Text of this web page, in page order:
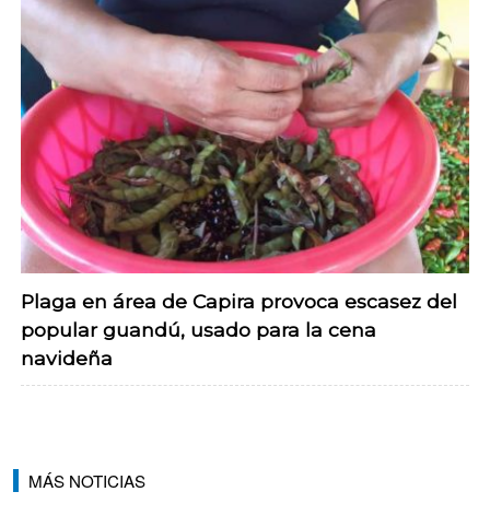
Plaga en área de Capira provoca escasez del
popular guandú, usado para la cena
navideña
MÁS NOTICIAS